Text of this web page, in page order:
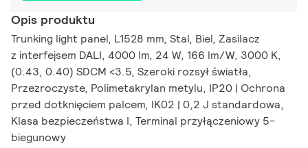
Opis produktu
Trunking light panel, L1528 mm, Stal, Biel, Zasilacz
z interfejsem DALI, 4000 lm, 24 W, 166 lm/W, 3000 K,
(0.43, 0.40) SDCM <3.5, Szeroki rozsył światła,
Przezroczyste, Polimetakrylan metylu, IP20 | Ochrona
przed dotknięciem palcem, IK02 | 0,2 J standardowa,
Klasa bezpieczeństwa I, Terminal przyłączeniowy 5-
biegunowy